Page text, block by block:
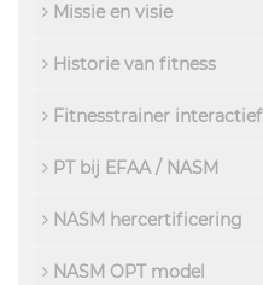
Missie en visie
Historie van fitness
Fitnesstrainer interactief
PT bij EFAA / NASM
NASM hercertificering
NASM OPT model